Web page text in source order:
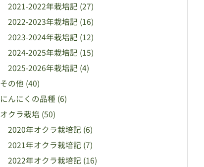
2021-2022年栽培記 (27)
2022-2023年栽培記 (16)
2023-2024年栽培記 (12)
2024-2025年栽培記 (15)
2025-2026年栽培記 (4)
その他 (40)
にんにくの品種 (6)
オクラ栽培 (50)
2020年オクラ栽培記 (6)
2021年オクラ栽培記 (7)
2022年オクラ栽培記 (16)